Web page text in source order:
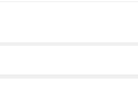
)勞動保障行政部門審查。